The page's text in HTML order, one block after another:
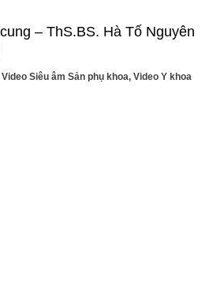
– ThS.BS. Hà Tố Nguyên
Video Siêu âm Sản phụ khoa, Video Y khoa